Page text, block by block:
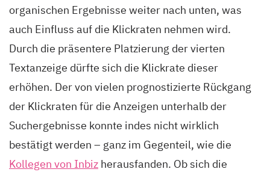
organischen Ergebnisse weiter nach unten, was
auch Einfluss auf die Klickraten nehmen wird.
Durch die präsentere Platzierung der vierten
Textanzeige dürfte sich die Klickrate dieser
erhöhen. Der von vielen prognostizierte Rückgang
der Klickraten für die Anzeigen unterhalb der
Suchergebnisse konnte indes nicht wirklich
bestätigt werden – ganz im Gegenteil, wie die
Kollegen von Inbiz herausfanden. Ob sich die